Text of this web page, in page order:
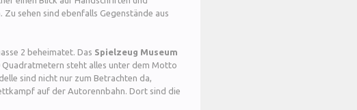
sehen sind ebenfalls Gegenstände aus
2 beheimatet. Das Spielzeug Museum
Quadratmetern steht alles unter dem Motto
sind nicht nur zum Betrachten da,
auf der Autorennbahn. Dort sind die